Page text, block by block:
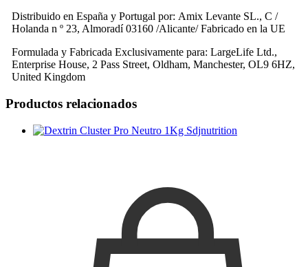
Distribuido en España y Portugal por: Amix Levante SL., C /
Holanda n º 23, Almoradí 03160 /Alicante/ Fabricado en la UE
Formulada y Fabricada Exclusivamente para: LargeLife Ltd.,
Enterprise House, 2 Pass Street, Oldham, Manchester, OL9 6HZ,
United Kingdom
Productos relacionados